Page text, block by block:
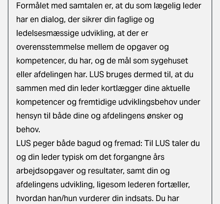
Formålet med samtalen er, at du som lægelig leder
har en dialog, der sikrer din faglige og
ledelsesmæssige udvikling, at der er
overensstemmelse mellem de opgaver og
kompetencer, du har, og de mål som sygehuset
eller afdelingen har. LUS bruges dermed til, at du
sammen med din leder kortlægger dine aktuelle
kompetencer og fremtidige udviklingsbehov under
hensyn til både dine og afdelingens ønsker og
behov.
LUS peger både bagud og fremad: Til LUS taler du
og din leder typisk om det forgangne års
arbejdsopgaver og resultater, samt din og
afdelingens udvikling, ligesom lederen fortæller,
hvordan han/hun vurderer din indsats. Du har